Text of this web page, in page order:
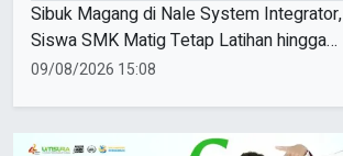
Sibuk Magang di Nale System Integrator,
Siswa SMK Matig Tetap Latihan hingga
Raih Gold Medal ME Awards 2026
09/08/2026 15:08